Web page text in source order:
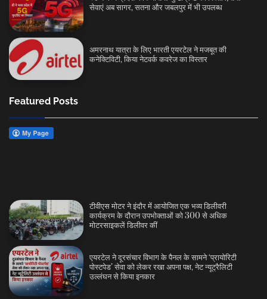
सेवाएं अब सागर, सतना और जबलपुर में भी उपलब्ध
अमरनाथ यात्रा के लिए भारती एयरटेल ने मजबूत की
कनेक्टिविटी, किया नेटवर्क कवरेज का विस्तार
Featured Posts
टीवीएस मोटर ने इंदौर में आयोजित एक भव्य डिलीवरी
कार्यक्रम के दौरान उपभोक्ताओं को 300 से अधिक
मोटरसाइकलें डिलीवर कीं
एयरटेल ने दूरसंचार विभाग के पैनल के सामने ‘प्रायोरिटी
पोस्टपेड’ सेवा को लेकर रखा अपना पक्ष, नेट न्यूट्रैलिटी
उल्लंघन से किया इनकार